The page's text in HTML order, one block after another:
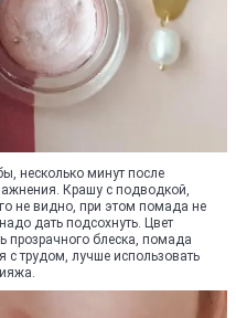
несколько минут после
Крашу с подводкой,
не видно, при этом помада не
дать подсохнуть. Цвет
блеска, помада
с трудом, лучше использовать